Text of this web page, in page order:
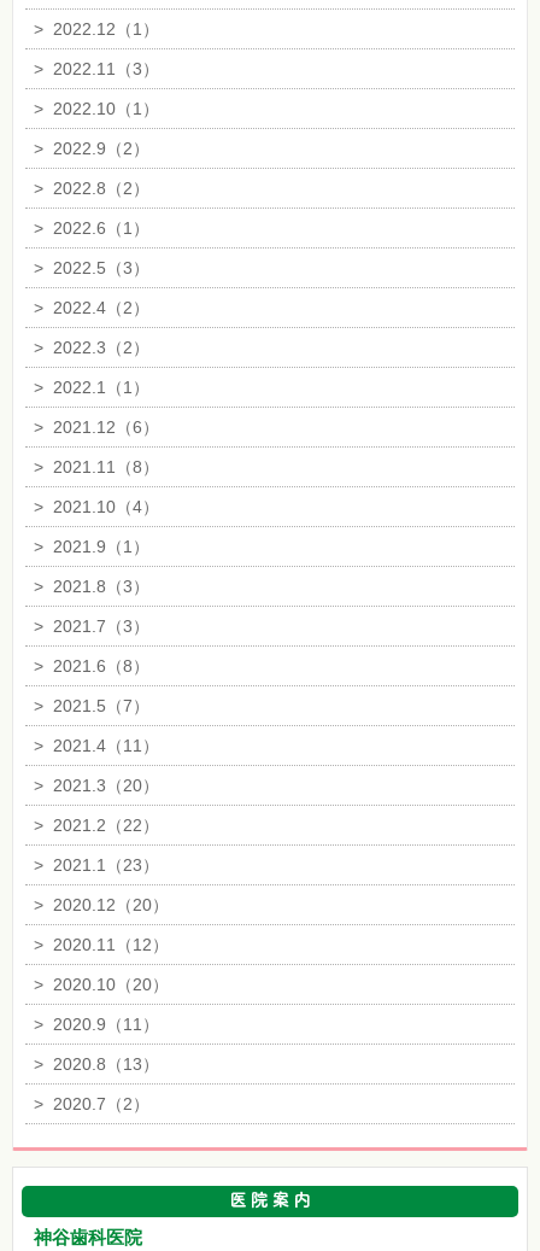
> 2022.12（1）
> 2022.11（3）
> 2022.10（1）
> 2022.9（2）
> 2022.8（2）
> 2022.6（1）
> 2022.5（3）
> 2022.4（2）
> 2022.3（2）
> 2022.1（1）
> 2021.12（6）
> 2021.11（8）
> 2021.10（4）
> 2021.9（1）
> 2021.8（3）
> 2021.7（3）
> 2021.6（8）
> 2021.5（7）
> 2021.4（11）
> 2021.3（20）
> 2021.2（22）
> 2021.1（23）
> 2020.12（20）
> 2020.11（12）
> 2020.10（20）
> 2020.9（11）
> 2020.8（13）
> 2020.7（2）
神谷歯科医院